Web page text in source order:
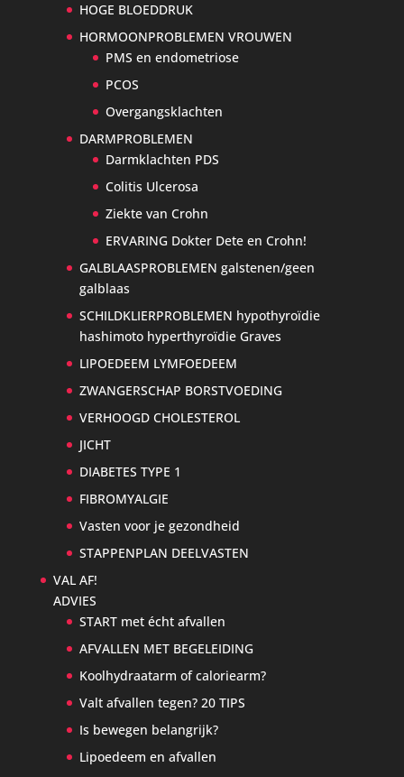
HOGE BLOEDDRUK
HORMOONPROBLEMEN VROUWEN
PMS en endometriose
PCOS
Overgangsklachten
DARMPROBLEMEN
Darmklachten PDS
Colitis Ulcerosa
Ziekte van Crohn
ERVARING Dokter Dete en Crohn!
GALBLAASPROBLEMEN galstenen/geen
galblaas
SCHILDKLIERPROBLEMEN hypothyroïdie
hashimoto hyperthyroïdie Graves
LIPOEDEEM LYMFOEDEEM
ZWANGERSCHAP BORSTVOEDING
VERHOOGD CHOLESTEROL
JICHT
DIABETES TYPE 1
FIBROMYALGIE
Vasten voor je gezondheid
STAPPENPLAN DEELVASTEN
VAL AF!
ADVIES
START met écht afvallen
AFVALLEN MET BEGELEIDING
Koolhydraatarm of caloriearm?
Valt afvallen tegen? 20 TIPS
Is bewegen belangrijk?
Lipoedeem en afvallen